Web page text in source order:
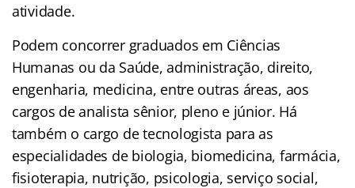
atividade.
Podem concorrer graduados em Ciências
Humanas ou da Saúde, administração, direito,
engenharia, medicina, entre outras áreas, aos
cargos de analista sênior, pleno e júnior. Há
também o cargo de tecnologista para as
especialidades de biologia, biomedicina, farmácia,
fisioterapia, nutrição, psicologia, serviço social,